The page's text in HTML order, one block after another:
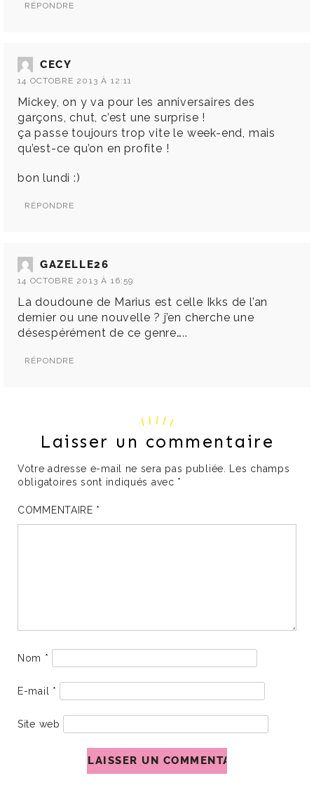
RÉPONDRE
CECY
14 OCTOBRE 2013 À 12:11
Mickey, on y va pour les anniversaires des
garçons, chut, c’est une surprise !
ça passe toujours trop vite le week-end, mais
qu’est-ce qu’on en profite !
bon lundi :)
RÉPONDRE
GAZELLE26
14 OCTOBRE 2013 À 16:59
La doudoune de Marius est celle Ikks de l’an
dernier ou une nouvelle ? j’en cherche une
désespérément de ce genre…..
RÉPONDRE
Laisser un commentaire
Votre adresse e-mail ne sera pas publiée. Les champs
obligatoires sont indiqués avec *
COMMENTAIRE *
Nom *
E-mail *
Site web